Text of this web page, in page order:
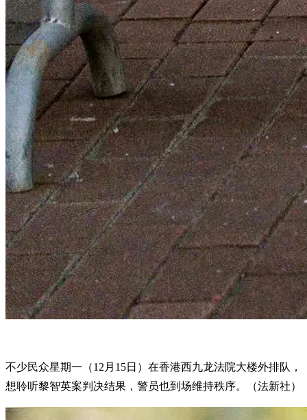
不少民众星期一（12月15日）在香港西九龙法院大楼外排队，
想聆听黎智英案判决结果，警员也到场维持秩序。（法新社）